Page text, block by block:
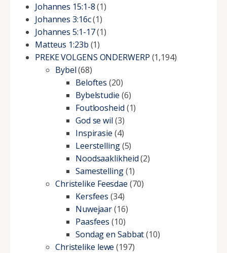
Johannes 15:1-8(1)
Johannes 3:16c(1)
Johannes 5:1-17(1)
Matteus 1:23b (1)
PREKE VOLGENS ONDERWERP (1,194)
Bybel(68)
Beloftes (20)
Bybelstudie (6)
Foutloosheid (1)
God se wil (3)
Inspirasie (4)
Leerstelling(5)
Noodsaaklikheid(2)
Samestelling(1)
Christelike Feesdae (70)
Kersfees (34)
Nuwejaar(16)
Paasfees (10)
Sondag en Sabbat(10)
Christelike lewe (197)